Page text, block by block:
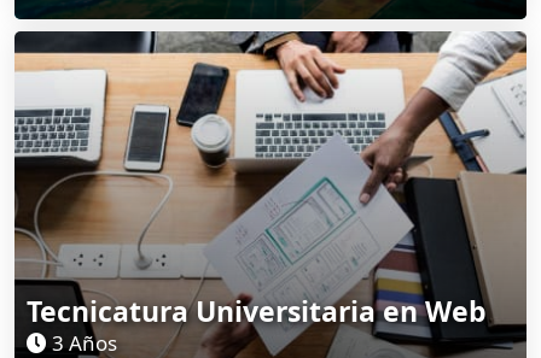
Tecnicatura Universitaria en Web
3 Años